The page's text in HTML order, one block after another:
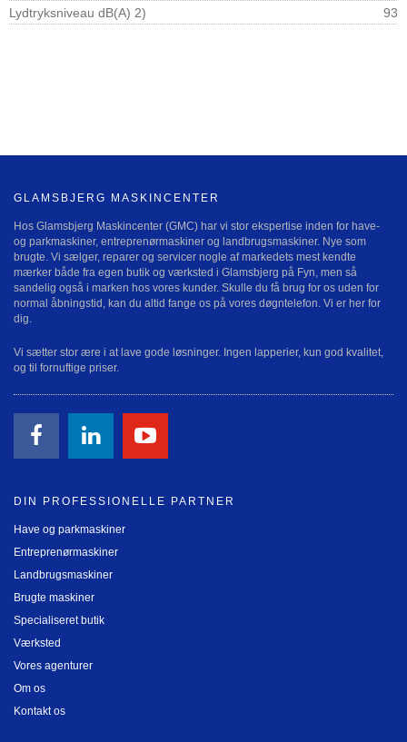
Lydtryksniveau dB(A) 2)
93
GLAMSBJERG MASKINCENTER
Hos Glamsbjerg Maskincenter (GMC) har vi stor ekspertise inden for have-
og parkmaskiner, entreprenørmaskiner og landbrugsmaskiner. Nye som
brugte. Vi sælger, reparer og servicer nogle af markedets mest kendte
mærker både fra egen butik og værksted i Glamsbjerg på Fyn, men så
sandelig også i marken hos vores kunder. Skulle du få brug for os uden for
normal åbningstid, kan du altid fange os på vores døgntelefon. Vi er her for
dig.
Vi sætter stor ære i at lave gode løsninger. Ingen lapperier, kun god kvalitet,
og til fornuftige priser.
DIN PROFESSIONELLE PARTNER
Have og parkmaskiner
Entreprenørmaskiner
Landbrugsmaskiner
Brugte maskiner
Specialiseret butik
Værksted
Vores agenturer
Om os
Kontakt os